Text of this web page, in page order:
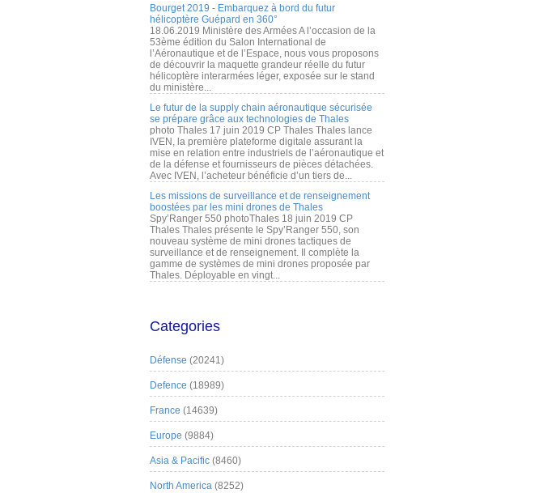
Bourget 2019 - Embarquez à bord du futur
hélicoptère Guépard en 360°
18.06.2019 Ministère des Armées A l’occasion de la
53ème édition du Salon International de
l’Aéronautique et de l’Espace, nous vous proposons
de découvrir la maquette grandeur réelle du futur
hélicoptère interarmées léger, exposée sur le stand
du ministère...
Le futur de la supply chain aéronautique sécurisée
se prépare grâce aux technologies de Thales
photo Thales 17 juin 2019 CP Thales Thales lance
IVEN, la première plateforme digitale assurant la
mise en relation entre industriels de l’aéronautique et
de la défense et fournisseurs de pièces détachées.
Avec IVEN, l’acheteur bénéficie d’un tiers de...
Les missions de surveillance et de renseignement
boostées par les mini drones de Thales
Spy’Ranger 550 photoThales 18 juin 2019 CP
Thales Thales présente le Spy’Ranger 550, son
nouveau système de mini drones tactiques de
surveillance et de renseignement. Il complète la
gamme de systèmes de mini drones proposée par
Thales. Déployable en vingt...
Categories
Défense (20241)
Defence (18989)
France (14639)
Europe (9884)
Asia & Pacific (8460)
North America (8252)